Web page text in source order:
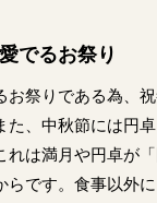
でるお祭り
お祭りである為、
た、中秋節には円
れは満月や円卓が
らです。食事以外